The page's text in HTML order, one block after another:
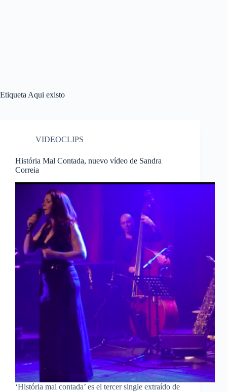
Etiqueta Aqui existo
VIDEOCLIPS
História Mal Contada, nuevo vídeo de Sandra
Correia
‘História mal contada’ es el tercer single extraído de